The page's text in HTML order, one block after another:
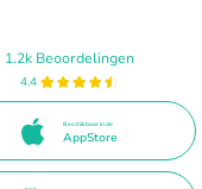
1.2k Beoordelingen
4.4
Beschikbaar in de
AppStore